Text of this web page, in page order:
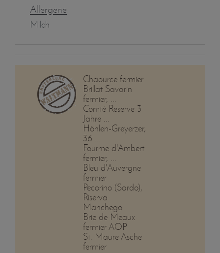
Allergene
Milch
Chaource fermier
Brillat Savarin
fermier, ...
Comté Reserve 3
Jahre ...
Höhlen-Greyerzer,
36 ...
Fourme d'Ambert
fermier, ...
Bleu d'Auvergne
fermier
Pecorino (Sardo),
Riserva
Manchego
Brie de Meaux
fermier AOP
St. Maure Asche
fermier